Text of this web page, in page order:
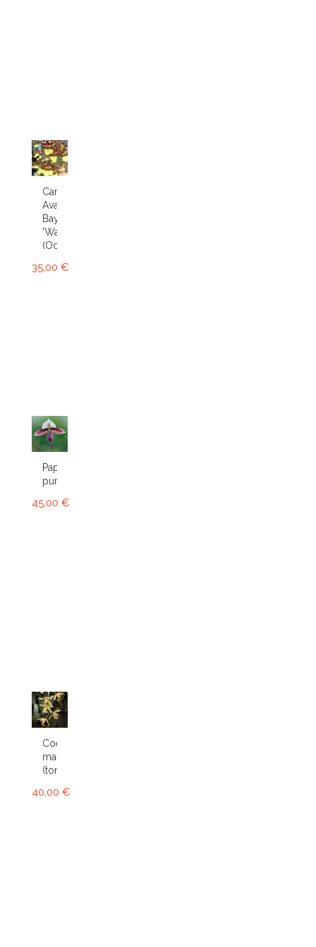
Cambria
Avalon
Bay
'Wasp'
(Odcdm.)
35,00 €
Paphiopedilum
purpuratum
45,00 €
Coelogyne
massangeana
(tomentosa)
40,00 €